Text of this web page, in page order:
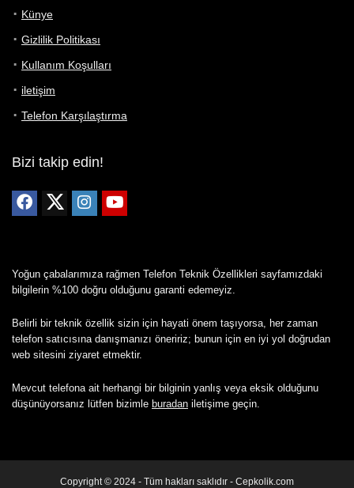
Künye
Gizlilik Politikası
Kullanım Koşulları
iletişim
Telefon Karşılaştırma
Bizi takip edin!
Yoğun çabalarımıza rağmen Telefon Teknik Özellikleri sayfamızdaki
bilgilerin %100 doğru olduğunu garanti edemeyiz.
Belirli bir teknik özellik sizin için hayati önem taşıyorsa, her zaman
telefon satıcısına danışmanızı öneririz; bunun için en iyi yol doğrudan
web sitesini ziyaret etmektir.
Mevcut telefona ait herhangi bir bilginin yanlış veya eksik olduğunu
düşünüyorsanız lütfen bizimle buradan iletişime geçin.
Copyright © 2024 - Tüm hakları saklıdır - Cepkolik.com